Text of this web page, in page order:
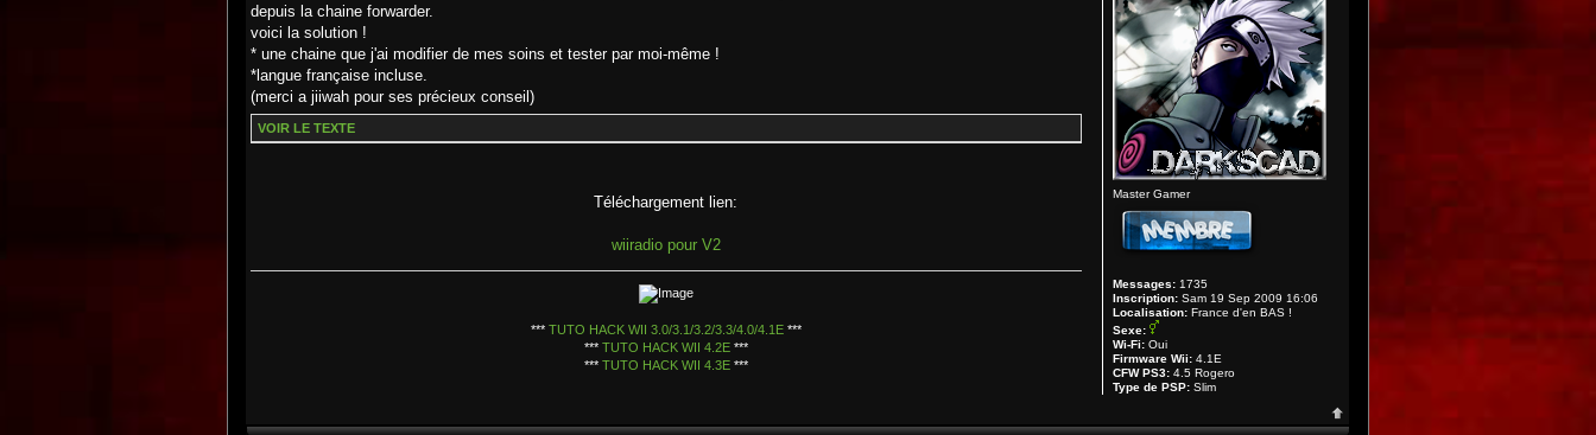
depuis la chaine forwarder.
voici la solution !
* une chaine que j'ai modifier de mes soins et tester par moi-même !
*langue française incluse.
(merci a jiiwah pour ses précieux conseil)
VOIR LE TEXTE
Téléchargement lien:
wiiradio pour V2
*** TUTO HACK WII 3.0/3.1/3.2/3.3/4.0/4.1E***
*** TUTO HACK WII 4.2E***
*** TUTO HACK WII 4.3E***
Master Gamer
Messages: 1735
Inscription: Sam 19 Sep 2009 16:06
Localisation: France d'en BAS !
Sexe:
Wi-Fi: Oui
Firmware Wii: 4.1E
CFW PS3: 4.5 Rogero
Type de PSP: Slim